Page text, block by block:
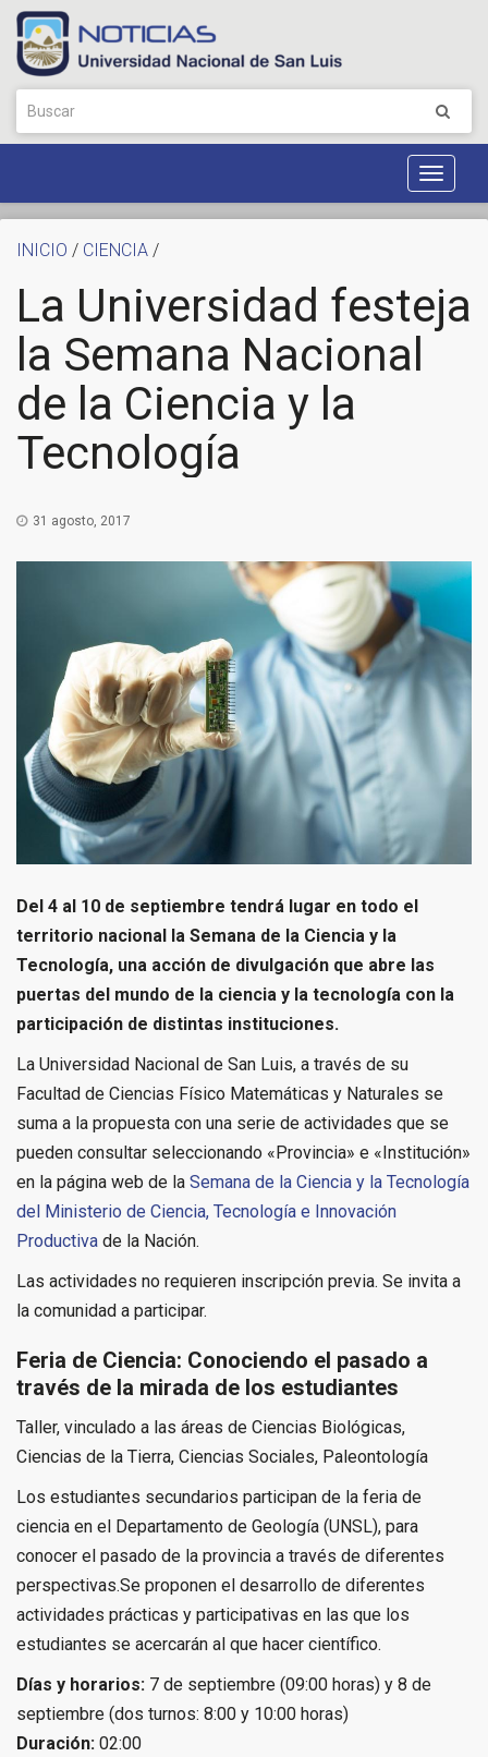
Toggle
INICIO / CIENCIA /
La Universidad festeja
la Semana Nacional
de la Ciencia y la
Tecnología
31 agosto, 2017
Del 4 al 10 de septiembre tendrá lugar en todo el
territorio nacional la Semana de la Ciencia y la
Tecnología, una acción de divulgación que abre las
puertas del mundo de la ciencia y la tecnología con la
participación de distintas instituciones.
La Universidad Nacional de San Luis, a través de su
Facultad de Ciencias Físico Matemáticas y Naturales se
suma a la propuesta con una serie de actividades que se
pueden consultar seleccionando «Provincia» e «Institución»
en la página web de la Semana de la Ciencia y la Tecnología
del Ministerio de Ciencia, Tecnología e Innovación
Productiva de la Nación.
Las actividades no requieren inscripción previa. Se invita a
la comunidad a participar.
Feria de Ciencia: Conociendo el pasado a
través de la mirada de los estudiantes
Taller, vinculado a las áreas de Ciencias Biológicas,
Ciencias de la Tierra, Ciencias Sociales, Paleontología
Los estudiantes secundarios participan de la feria de
ciencia en el Departamento de Geología (UNSL), para
conocer el pasado de la provincia a través de diferentes
perspectivas.Se proponen el desarrollo de diferentes
actividades prácticas y participativas en las que los
estudiantes se acercarán al que hacer científico.
Días y horarios: 7 de septiembre (09:00 horas) y 8 de
septiembre (dos turnos: 8:00 y 10:00 horas)
Duración: 02:00